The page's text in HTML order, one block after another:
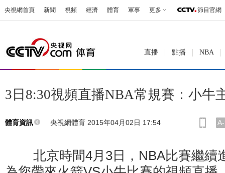
央視網首頁 新聞 視頻 經濟 體育 軍事 更多 節目官網
直播 點播 NBA
3日8:30視頻直播NBA常規賽：小牛
體育資訊 央視網體育 2015年04月02日 17:54 A-
北京時間4月3日，NBA比賽繼續